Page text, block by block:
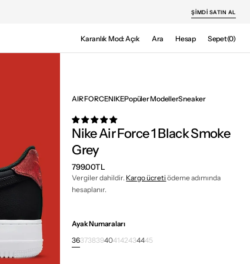
ŞIMDI SATIN AL
Karanlık Mod: Açık Ara Hesap Sepet
Sepet(0)
0
AIR FORCENIKEPopüler ModellerSneaker
Nike Air Force 1 Black Smoke
Grey
Normal
fiyat
799.00TL
Vergiler dahildir. Kargo ücreti ödeme adımında
hesaplanır.
Ayak Numaraları
36Varyant
37Varyant
38Varyant
39Varyant
40Varyant
41Varyant
42Varyant
43Varyant
44Varyant
45Varyant